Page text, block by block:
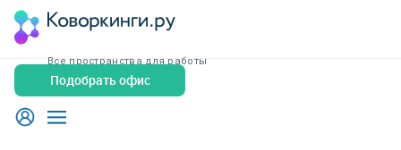
Все пространства для работы
Подобрать офис